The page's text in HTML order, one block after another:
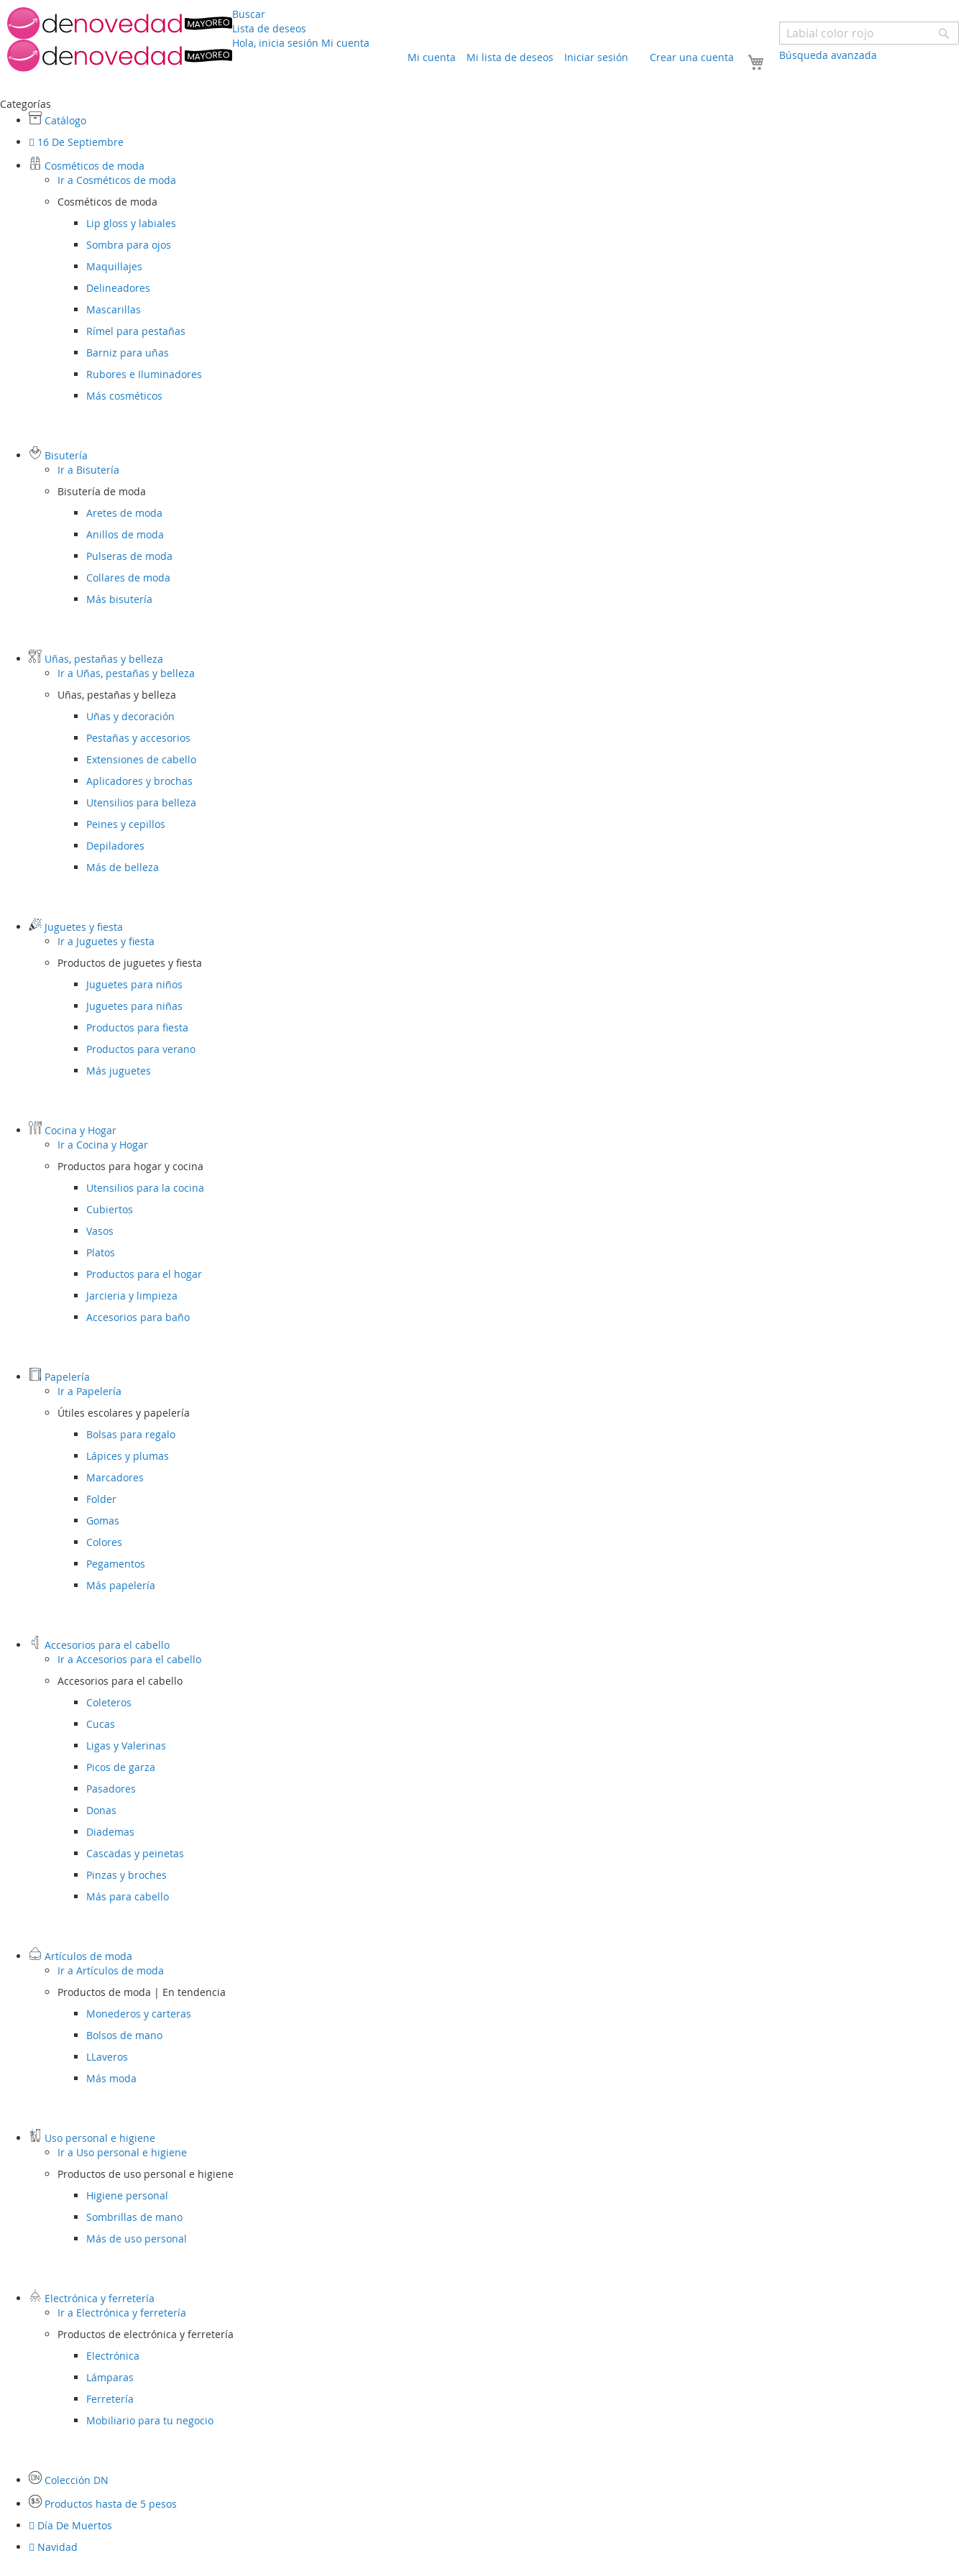
Buscar
Búsqueda avanzada
Lista de deseos
Hola, inicia sesión Mi cuenta
Mi carrito
Mi cuenta Mi lista de deseos Iniciar sesión Crear una cuenta
Categorías
Catálogo
16 De Septiembre
Cosméticos de moda
Ir a Cosméticos de moda
Cosméticos de moda
Lip gloss y labiales
Sombra para ojos
Maquillajes
Delineadores
Mascarillas
Rímel para pestañas
Barniz para uñas
Rubores e Iluminadores
Más cosméticos
Bisutería
Ir a Bisutería
Bisutería de moda
Aretes de moda
Anillos de moda
Pulseras de moda
Collares de moda
Más bisutería
Uñas, pestañas y belleza
Ir a Uñas, pestañas y belleza
Uñas, pestañas y belleza
Uñas y decoración
Pestañas y accesorios
Extensiones de cabello
Aplicadores y brochas
Utensilios para belleza
Peines y cepillos
Depiladores
Más de belleza
Juguetes y fiesta
Ir a Juguetes y fiesta
Productos de juguetes y fiesta
Juguetes para niños
Juguetes para niñas
Productos para fiesta
Productos para verano
Más juguetes
Cocina y Hogar
Ir a Cocina y Hogar
Productos para hogar y cocina
Utensilios para la cocina
Cubiertos
Vasos
Platos
Productos para el hogar
Jarcieria y limpieza
Accesorios para baño
Papelería
Ir a Papelería
Útiles escolares y papelería
Bolsas para regalo
Lápices y plumas
Marcadores
Folder
Gomas
Colores
Pegamentos
Más papelería
Accesorios para el cabello
Ir a Accesorios para el cabello
Accesorios para el cabello
Coleteros
Cucas
Ligas y Valerinas
Picos de garza
Pasadores
Donas
Diademas
Cascadas y peinetas
Pinzas y broches
Más para cabello
Artículos de moda
Ir a Artículos de moda
Productos de moda | En tendencia
Monederos y carteras
Bolsos de mano
LLaveros
Más moda
Uso personal e higiene
Ir a Uso personal e higiene
Productos de uso personal e higiene
Higiene personal
Sombrillas de mano
Más de uso personal
Electrónica y ferretería
Ir a Electrónica y ferretería
Productos de electrónica y ferretería
Electrónica
Lámparas
Ferretería
Mobiliario para tu negocio
Colección DN
Productos hasta de 5 pesos
Día De Muertos
Navidad